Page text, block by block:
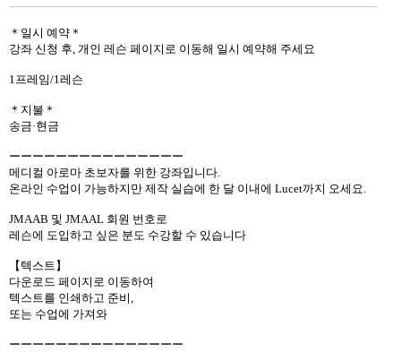
＊일시 예약＊
강좌 신청 후, 개인 레슨 페이지로 이동해 일시 예약해 주세요
1프레임/1레슨
＊지불＊
송금·현금
ーーーーーーーーーーーーーーー
메디컬 아로마 초보자를 위한 강좌입니다.
온라인 수업이 가능하지만 제작 실습에 한 달 이내에 Lucet까지 오세요.
JMAAB 및 JMAAL 회원 번호로
레슨에 도입하고 싶은 분도 수강할 수 있습니다
【텍스트】
다운로드 페이지로 이동하여
텍스트를 인쇄하고 준비,
또는 수업에 가져와
ーーーーーーーーーーーーーーー